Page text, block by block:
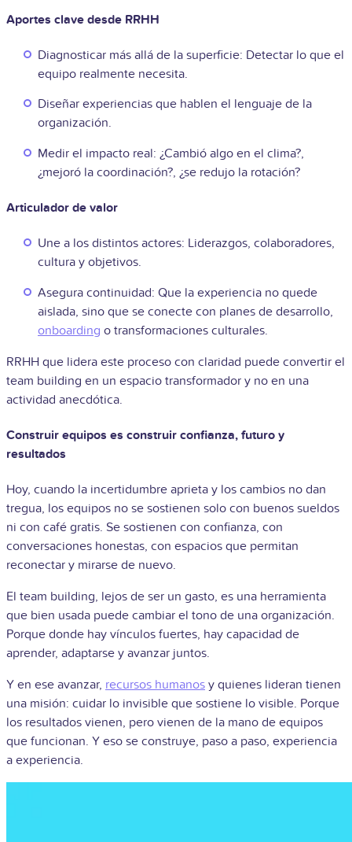
Aportes clave desde RRHH
Diagnosticar más allá de la superficie: Detectar lo que el
equipo realmente necesita.
Diseñar experiencias que hablen el lenguaje de la
organización.
Medir el impacto real: ¿Cambió algo en el clima?,
¿mejoró la coordinación?, ¿se redujo la rotación?
Articulador de valor
Une a los distintos actores: Liderazgos, colaboradores,
cultura y objetivos.
Asegura continuidad: Que la experiencia no quede
aislada, sino que se conecte con planes de desarrollo,
onboarding o transformaciones culturales.
RRHH que lidera este proceso con claridad puede convertir el
team building en un espacio transformador y no en una
actividad anecdótica.
Construir equipos es construir confianza, futuro y
resultados
Hoy, cuando la incertidumbre aprieta y los cambios no dan
tregua, los equipos no se sostienen solo con buenos sueldos
ni con café gratis. Se sostienen con confianza, con
conversaciones honestas, con espacios que permitan
reconectar y mirarse de nuevo.
El team building, lejos de ser un gasto, es una herramienta
que bien usada puede cambiar el tono de una organización.
Porque donde hay vínculos fuertes, hay capacidad de
aprender, adaptarse y avanzar juntos.
Y en ese avanzar, recursos humanos y quienes lideran tienen
una misión: cuidar lo invisible que sostiene lo visible. Porque
los resultados vienen, pero vienen de la mano de equipos
que funcionan. Y eso se construye, paso a paso, experiencia
a experiencia.